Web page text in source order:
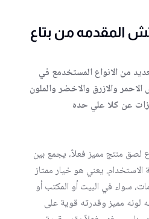
المقدمه من بتاع
من الانواع المستخدمع في
والازرق والاخضر والملون
عن كلا علي حده
لصق منتج مميز فعلاً، يجمع بين
الاستخدام. يعني هو خيار ممتاز
سواء في البيت أو المكتب أو
لونه مميز وقدرته قوية على